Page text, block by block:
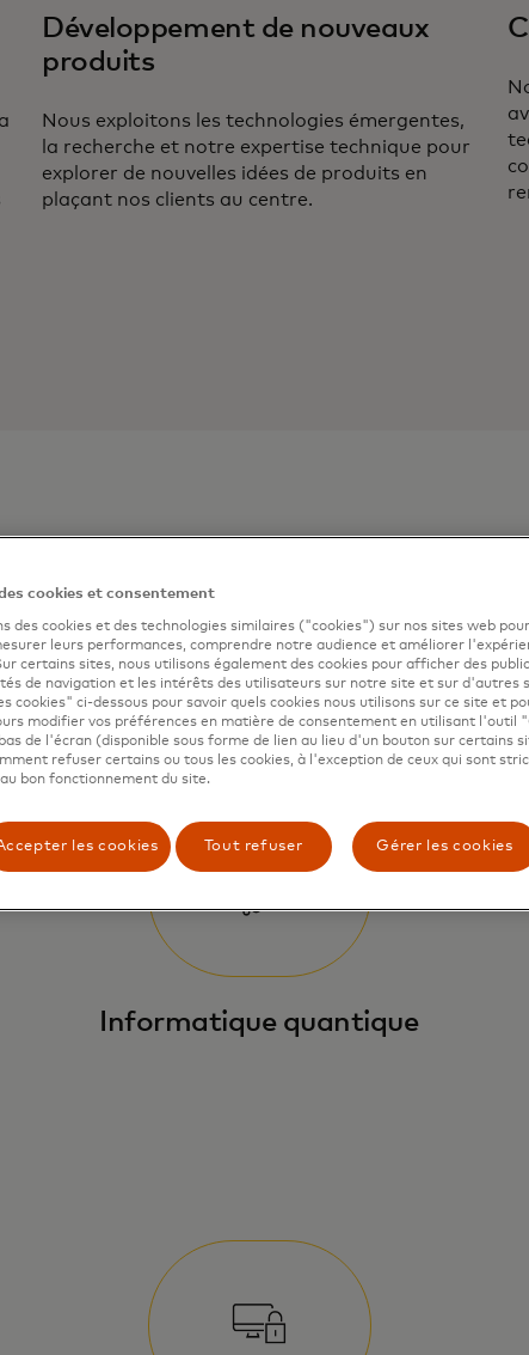
Développement de nouveaux
produits
Nous exploitons les technologies émergentes,
la recherche et notre expertise technique pour
explorer de nouvelles idées de produits en
plaçant nos clients au centre.
Informatique quantique
cookies et consentement
des cookies et des technologies similaires ("cookies") sur nos sites web
leurs performances, comprendre notre audience et améliorer
certains sites, nous utilisons également des cookies pour afficher des
de navigation et les intérêts des utilisateurs sur notre site et sur d'autres
cookies" ci-dessous pour savoir quels cookies nous utilisons sur ce site et
modifier vos préférences en matière de consentement en utilisant l'outil
de l'écran (disponible sous forme de lien au lieu d'un bouton sur certains
refuser certains ou tous les cookies, à l'exception de ceux qui sont
bon fonctionnement du site.
les cookies Tout refuser Gérer les cookies